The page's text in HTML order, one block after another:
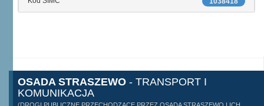
OSADA STRASZEWO - TRANSPORT I
KOMUNIKACJA